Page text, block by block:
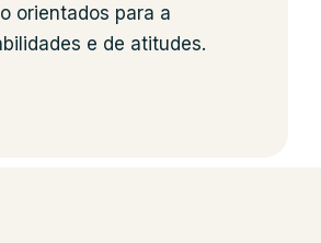
orientados para a
e de atitudes.